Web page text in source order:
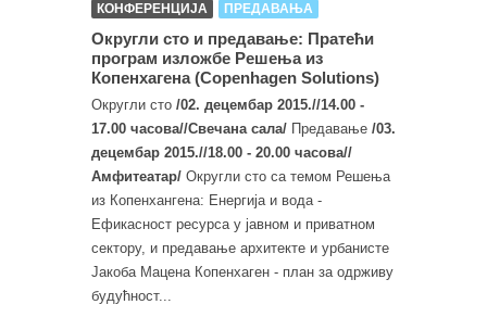
КОНФЕРЕНЦИЈА ПРЕДАВАЊА
Округли сто и предавање: Пратећи
програм изложбе Решења из
Копенхагена (Copenhagen Solutions)
Округли сто /02. децембар 2015.//14.00 -
17.00 часова//Свечана сала/ Предавање /03.
децембар 2015.//18.00 - 20.00 часова//
Амфитеатар/ Округли сто са темом Решења
из Копенхангена: Енергија и вода -
Ефикасност ресурса у јавном и приватном
сектору, и предавање архитекте и урбанисте
Јакоба Мацена Копенхаген - план за одрживу
будућност...